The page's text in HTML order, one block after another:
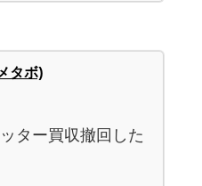
タボ)
ター買収撤回した